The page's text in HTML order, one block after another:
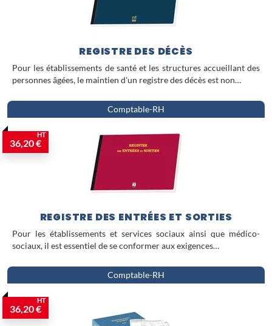
REGISTRE DES DÉCÈS
Pour les établissements de santé et les structures accueillant des
personnes âgées, le maintien d'un registre des décès est non…
Comptable-RH
36,20 €
HT
REGISTRE DES ENTRÉES ET SORTIES
Pour les établissements et services sociaux ainsi que médico-
sociaux, il est essentiel de se conformer aux exigences…
Comptable-RH
36,20 €
HT